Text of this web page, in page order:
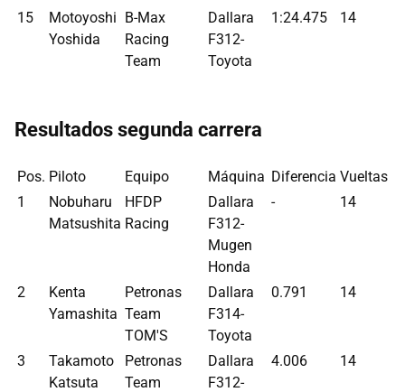
15
Motoyoshi
Yoshida
B-Max
Racing
Team
Dallara
F312-
Toyota
1:24.475 14
Resultados segunda carrera
Pos. Piloto Equipo Máquina Diferencia Vueltas
1
Nobuharu
Matsushita
HFDP
Racing
Dallara
F312-
Mugen
Honda
- 14
2
Kenta
Yamashita
Petronas
Team
TOM'S
Dallara
F314-
Toyota
0.791 14
3
Takamoto
Katsuta
Petronas
Team
Dallara
F312-
4.006 14